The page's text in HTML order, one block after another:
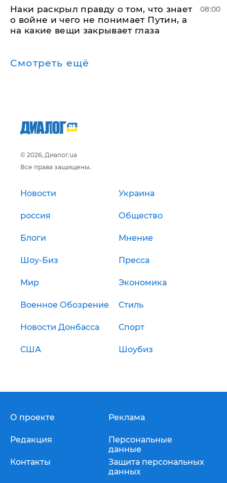
Наки раскрыл правду о том, что знает
о войне и чего не понимает Путин, а
на какие вещи закрывает глаза
08:00
Смотреть ещё
© 2026, Диалог.ua
Все права защищены.
Новости Украина
россия Общество
Блоги Мнение
Шоу-Биз Пресса
Мир Экономика
Военное Обозрение Стиль
Новости Донбасса Спорт
США Шоубиз
О проекте
Редакция
Контакты
Реклама
Персональные
данные
Защита персональных
данных